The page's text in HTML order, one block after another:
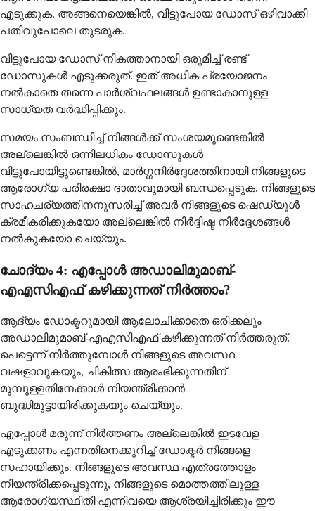
എടുക്കുക. അങ്ങനെയെങ്കിൽ, വിട്ടുപോയ ഡോസ് ഒഴിവാക്കി
പതിവുപോലെ തുടരുക.
വിട്ടുപോയ ഡോസ് നികത്താനായി ഒരുമിച്ച് രണ്ട്
ഡോസുകൾ എടുക്കരുത്. ഇത് അധിക പ്രയോജനം
നൽകാതെ തന്നെ പാർശ്വഫലങ്ങൾ ഉണ്ടാകാനുള്ള
സാധ്യത വർദ്ധിപ്പിക്കും.
സമയം സംബന്ധിച്ച് നിങ്ങൾക്ക് സംശയമുണ്ടെങ്കിൽ
അല്ലെങ്കിൽ ഒന്നിലധികം ഡോസുകൾ
വിട്ടുപോയിട്ടുണ്ടെങ്കിൽ, മാർഗ്ഗനിർദ്ദേശത്തിനായി നിങ്ങളുടെ
ആരോഗ്യ പരിരക്ഷാ ദാതാവുമായി ബന്ധപ്പെടുക. നിങ്ങളുടെ
സാഹചര്യത്തിനനുസരിച്ച് അവർ നിങ്ങളുടെ ഷെഡ്യൂൾ
ക്രമീകരിക്കുകയോ അല്ലെങ്കിൽ നിർദ്ദിഷ്ട നിർദ്ദേശങ്ങൾ
നൽകുകയോ ചെയ്യും.
ചോദ്യം 4: എപ്പോൾ അഡാലിമുമാബ്-
എഎസിഎഫ് കഴിക്കുന്നത് നിർത്താം?
ആദ്യം ഡോക്ടറുമായി ആലോചിക്കാതെ ഒരിക്കലും
അഡാലിമുമാബ്-എഎസിഎഫ് കഴിക്കുന്നത് നിർത്തരുത്.
പെട്ടെന്ന് നിർത്തുമ്പോൾ നിങ്ങളുടെ അവസ്ഥ
വഷളാവുകയും, ചികിത്സ ആരംഭിക്കുന്നതിന്
മുമ്പുള്ളതിനേക്കാൾ നിയന്ത്രിക്കാൻ
ബുദ്ധിമുട്ടായിരിക്കുകയും ചെയ്യും.
എപ്പോൾ മരുന്ന് നിർത്തണം അല്ലെങ്കിൽ ഇടവേള
എടുക്കണം എന്നതിനെക്കുറിച്ച് ഡോക്ടർ നിങ്ങളെ
സഹായിക്കും. നിങ്ങളുടെ അവസ്ഥ എത്രത്തോളം
നിയന്ത്രിക്കപ്പെടുന്നു, നിങ്ങളുടെ മൊത്തത്തിലുള്ള
ആരോഗ്യസ്ഥിതി എന്നിവയെ ആശ്രയിച്ചിരിക്കും ഈ